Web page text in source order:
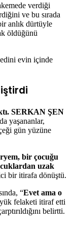
verdiği
ve bu sırada
anlık dürtüyle
öldüğünü
evin içinde
SERKAN ŞEN
yaşananlar,
gün yüzüne
bir çocuğu
uzak
bir itirafa dönüştü.
“Evet ama o
felaketi itiraf etti
belirtti.